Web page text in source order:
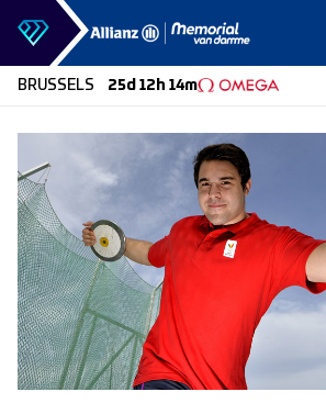
Skip to content
BRUSSELS 25d 12h 14m